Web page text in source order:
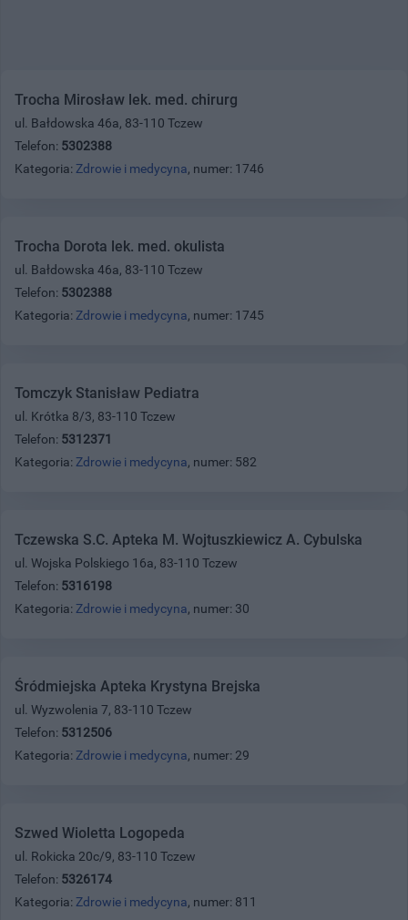
Trocha Mirosław lek. med. chirurg
ul. Bałdowska 46a, 83-110 Tczew
Telefon: 5302388
Kategoria: Zdrowie i medycyna, numer: 1746
Trocha Dorota lek. med. okulista
ul. Bałdowska 46a, 83-110 Tczew
Telefon: 5302388
Kategoria: Zdrowie i medycyna, numer: 1745
Tomczyk Stanisław Pediatra
ul. Krótka 8/3, 83-110 Tczew
Telefon: 5312371
Kategoria: Zdrowie i medycyna, numer: 582
Tczewska S.C. Apteka M. Wojtuszkiewicz A. Cybulska
ul. Wojska Polskiego 16a, 83-110 Tczew
Telefon: 5316198
Kategoria: Zdrowie i medycyna, numer: 30
Śródmiejska Apteka Krystyna Brejska
ul. Wyzwolenia 7, 83-110 Tczew
Telefon: 5312506
Kategoria: Zdrowie i medycyna, numer: 29
Szwed Wioletta Logopeda
ul. Rokicka 20c/9, 83-110 Tczew
Telefon: 5326174
Kategoria: Zdrowie i medycyna, numer: 811